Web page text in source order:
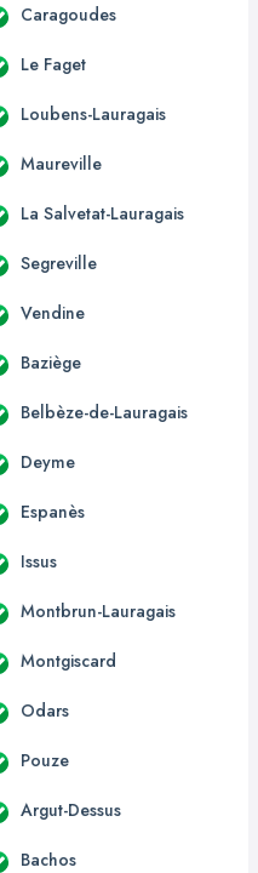
Caragoudes
Le Faget
Loubens-Lauragais
Maureville
La Salvetat-Lauragais
Segreville
Vendine
Baziège
Belbèze-de-Lauragais
Deyme
Espanès
Issus
Montbrun-Lauragais
Montgiscard
Odars
Pouze
Argut-Dessus
Bachos